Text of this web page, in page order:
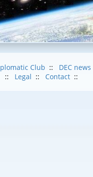
Club :: DEC news
:: Legal :: Contact ::